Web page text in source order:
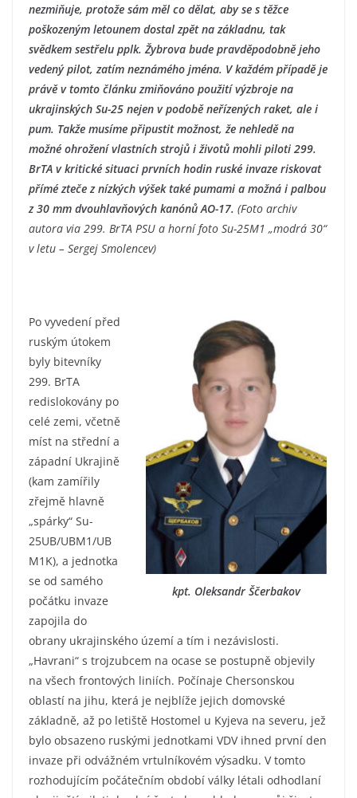
nezmiňuje, protože sám měl co dělat, aby se s těžce
poškozeným letounem dostal zpět na základnu, tak
svědkem sestřelu pplk. Žybrova bude pravděpodobně jeho
vedený pilot, zatím neznámého jména. V každém případě je
právě v tomto článku zmiňováno použití výzbroje na
ukrajinských Su-25 nejen v podobě neřízených raket, ale i
pum. Takže musíme připustit možnost, že nehledě na
možné ohrožení vlastních strojů i životů mohli piloti 299.
BrTA v kritické situaci prvních hodin ruské invaze riskovat
přímé zteče z nízkých výšek také pumami a možná i palbou
z 30 mm dvouhlavňových kanónů AO-17. (Foto archiv
autora via 299. BrTA PSU a horní foto Su-25M1 „modrá 30“
v letu – Sergej Smolencev)
kpt. Oleksandr Ščerbakov
Po vyvedení před
ruským útokem
byly bitevníky
299. BrTA
redislokovány po
celé zemi, včetně
míst na střední a
západní Ukrajině
(kam zamířily
zřejmě hlavně
„spárky“ Su-
25UB/UBM1/UB
M1K), a jednotka
se od samého
počátku invaze
zapojila do
obrany ukrajinského území a tím i nezávislosti.
„Havrani“ s trojzubcem na ocase se postupně objevily
na všech frontových liniích. Počínaje Chersonskou
oblastí na jihu, která je nejblíže jejich domovské
základně, až po letiště Hostomel u Kyjeva na severu, jež
bylo obsazeno ruskými jednotkami VDV ihned první den
invaze při odvážném vrtulníkovém výsadku. V tomto
rozhodujícím počátečním období války létali odhodlaní